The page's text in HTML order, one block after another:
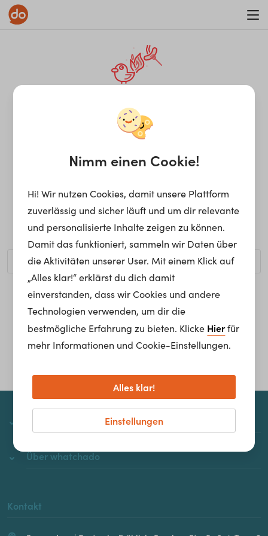
¡Ay, caramba! Seite nicht
gefunden.
Ups, die gewünschte Seite kann nicht gefunden werden.
Möchtest du nach einem bestimmten Begriff suchen?
Homepage
Über whatchado
Kontakt
Nimm einen Cookie!
Hi! Wir nutzen Cookies, damit unsere Plattform
zuverlässig und sicher läuft und um dir relevante
und personalisierte Inhalte zeigen zu können.
Damit das funktioniert, sammeln wir Daten über
die Aktivitäten unserer User. Mit einem Klick auf
„Alles klar!“ erklärst du dich damit
einverstanden, dass wir Cookies und andere
Technologien verwenden, um dir die
bestmögliche Erfahrung zu bieten. Klicke Hierfür
mehr Informationen und Cookie-Einstellungen.
Einstellungen
Alles klar!